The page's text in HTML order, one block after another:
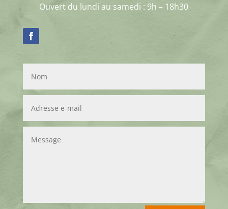
Ouvert du lundi au samedi : 9h – 18h30